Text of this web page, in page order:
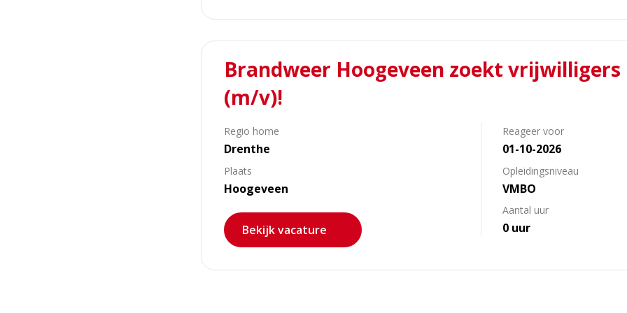
Brandweer Hoogeveen zoekt vrijwilligers
(m/v)!
Regio home
Drenthe
Plaats
Hoogeveen
Bekijk vacature
Reageer voor
01-10-2026
Opleidingsniveau
VMBO
Aantal uur
0 uur
Lees
meer
Brandweer
zoekt
vrijwilligers
(m/v)!